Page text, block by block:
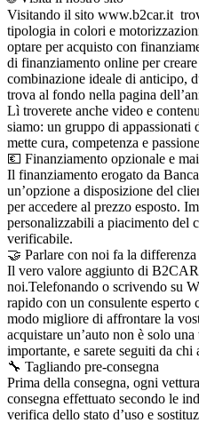
Visitando il sito www.b2car.it
tipologia in colori e
optare per acquisto con
di finanziamento online per
combinazione ideale di anticipo,
trova al fondo nella pagina
Lì troverete anche video e
siamo: un gruppo di appassionati
mette cura, competenza e
💶 Finanziamento opzionale e
Il finanziamento erogato da
un’opzione a disposizione del
per accedere al prezzo esposto.
personalizzabili a piacimento del
verificabile.
🤝 Parlare con noi fa la differenza
Il vero valore aggiunto di
noi.Telefonando o scrivendo su
rapido con un consulente esperto
modo migliore di affrontare la
acquistare un’auto non è solo
importante, e sarete seguiti da chi
🔧 Tagliando pre-consegna
Prima della consegna, ogni
consegna effettuato secondo le
verifica dello stato d’uso e